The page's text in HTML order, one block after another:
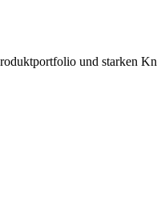
und starken